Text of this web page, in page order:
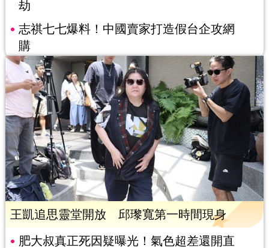
劫
志祺七七爆料！中國賣家打造假台企攻網
購
王凱追思靈堂開放 邱瓈寬第一時間現身
肥大叔真正死因疑曝光！氣色超差還開直